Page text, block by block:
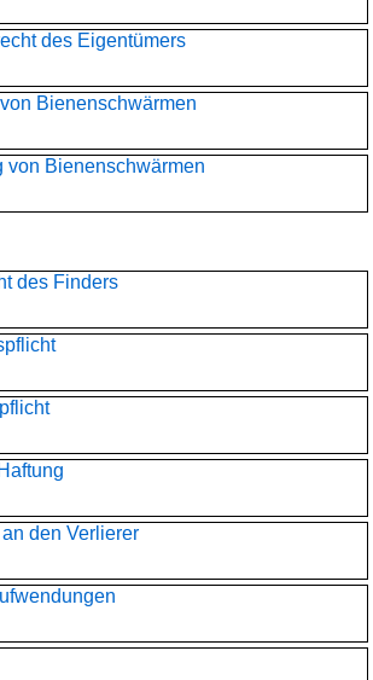
des Eigentümers
Bienenschwärmen
von Bienenschwärmen
des Finders
den Verlierer